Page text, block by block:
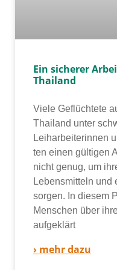
Ein sicherer
Thailand
Viele Geflüchtete
Thailand unter
Leiharbeiterinnen
ten einen gül­ti­gen
nicht genug, um
Lebensmitteln
sor­gen. In die­sem
Menschen über
auf­ge­klärt
› mehr dazu